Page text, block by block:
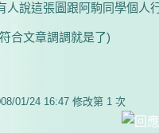
說這張圖跟阿駒同學個人
合文章調調就是了)
01/24 16:47 修改第 1 次